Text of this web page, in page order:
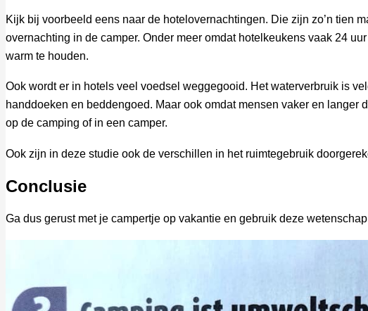
Kijk bij voorbeeld eens naar de hotelovernachtingen. Die zijn zo’n tien
overnachting in de camper. Onder meer omdat hotelkeukens vaak 24
warm te houden.
Ook wordt er in hotels veel voedsel weggegooid. Het waterverbruik is
handdoeken en beddengoed. Maar ook omdat mensen vaker en langer
op de camping of in een camper.
Ook zijn in deze studie ook de verschillen in het ruimtegebruik
Conclusie
Ga dus gerust met je campertje op vakantie en gebruik deze